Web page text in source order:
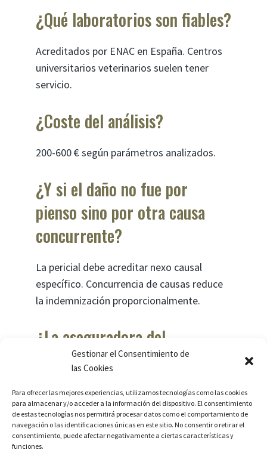
Gestionar el Consentimiento de
las Cookies
Para ofrecer las mejores experiencias, utilizamos tecnologías como las cookies
para almacenar y/o acceder a la información del dispositivo. El consentimiento
de estas tecnologías nos permitirá procesar datos como el comportamiento de
navegación o las identificaciones únicas en este sitio. No consentir o retirar el
consentimiento, puede afectar negativamente a ciertas características y
funciones.
¿Qué laboratorios son fiables?
Acreditados por ENAC en España. Centros
universitarios veterinarios suelen tener
servicio.
¿Coste del análisis?
200-600 € según parámetros analizados.
¿Y si el daño no fue por
pienso sino por otra causa
concurrente?
La pericial debe acreditar nexo causal
específico. Concurrencia de causas reduce
la indemnización proporcionalmente.
¿La aseguradora del
fabricante cubre estos casos?
Sí, la RC profesional de fabricantes de
pienso suele cubrir reclamaciones de
consumidores.